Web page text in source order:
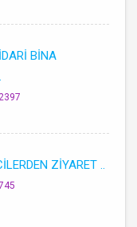
BİNA
ZİYARET ..